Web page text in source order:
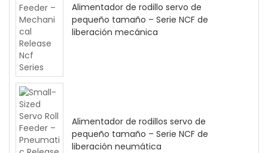
Alimentador de rodillo servo de
pequeño tamaño – Serie NCF de
liberación mecánica
Alimentador de rodillos servo de
pequeño tamaño – Serie NCF de
liberación neumática